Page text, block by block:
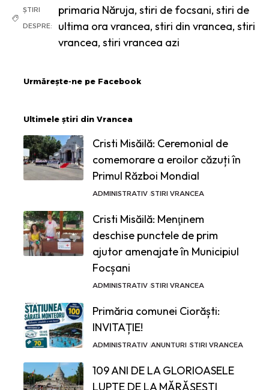
ȘTIRI
DESPRE:
primaria Năruja, stiri de focsani, stiri de
ultima ora vrancea, stiri din vrancea, stiri
vrancea, stiri vrancea azi
Urmărește-ne pe Facebook
Ultimele știri din Vrancea
Cristi Misăilă: Ceremonial de
comemorare a eroilor căzuți în
Primul Război Mondial
ADMINISTRATIV STIRI VRANCEA
Cristi Misăilă: Menţinem
deschise punctele de prim
ajutor amenajate în Municipiul
Focșani
ADMINISTRATIV STIRI VRANCEA
Primăria comunei Ciorăști:
INVITAȚIE!
ADMINISTRATIV ANUNTURI STIRI VRANCEA
109 ANI DE LA GLORIOASELE
LUPTE DE LA MĂRĂȘEȘTI